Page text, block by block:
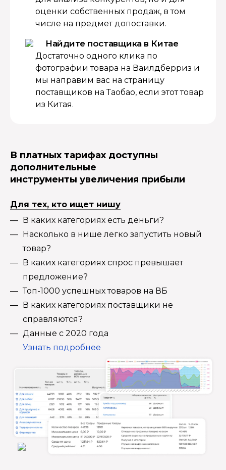
оценки собственных продаж, в том
числе на предмет допоставки.
Найдите поставщика в Китае
Достаточно одного клика по
фотографии товара на Ваилдберриз и
мы направим вас на страницу
поставщиков на Таобао, если этот товар
из Китая.
В платных тарифах доступны
дополнительные
инструменты увеличения прибыли
Для тех, кто ищет нишу
В каких категориях есть деньги?
Насколько в нише легко запустить новый
товар?
В каких категориях спрос превышает
предложение?
Топ-1000 успешных товаров на ВБ
В каких категориях поставщики не
справляются?
Данные с 2020 года
Узнать подробнее